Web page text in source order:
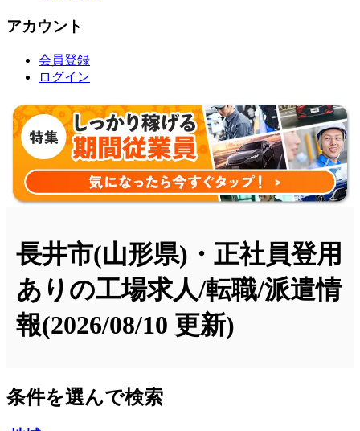
アカウント
会員登録
ログイン
長井市(山形県)・正社員登用
ありの工場求人/転職/派遣情
報(2026/08/10 更新)
条件を選んで検索